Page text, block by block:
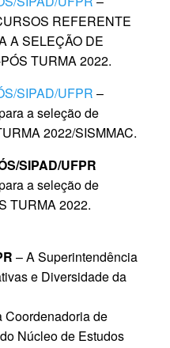
REFERENTE
A SELEÇÃO DE
TURMA 2022.
SIPAD/UFPR –
a seleção de
2022/SISMMAC.
SIPAD/UFPR
a seleção de
TURMA 2022.
– A Superintendência
e Diversidade da
Coordenadoria de
Núcleo de Estudos